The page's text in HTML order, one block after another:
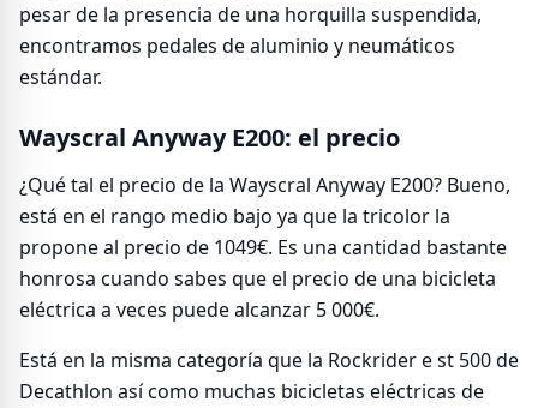
pesar de la presencia de una horquilla suspendida,
encontramos pedales de aluminio y neumáticos
estándar.
Wayscral Anyway E200: el precio
¿Qué tal el precio de la Wayscral Anyway E200? Bueno,
está en el rango medio bajo ya que la tricolor la
propone al precio de 1049€. Es una cantidad bastante
honrosa cuando sabes que el precio de una bicicleta
eléctrica a veces puede alcanzar 5 000€.
Está en la misma categoría que la Rockrider e st 500 de
Decathlon así como muchas bicicletas eléctricas de